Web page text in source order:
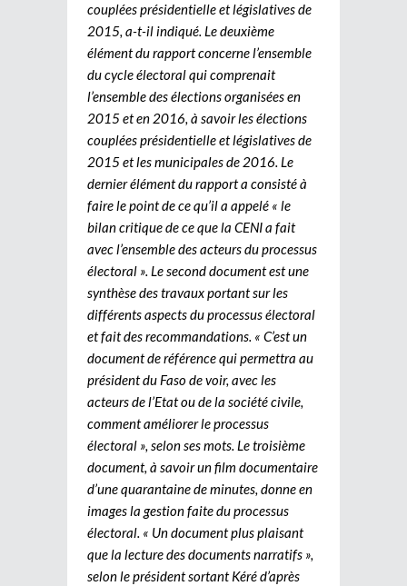
couplées présidentielle et législatives de
2015, a-t-il indiqué. Le deuxième
élément du rapport concerne l’ensemble
du cycle électoral qui comprenait
l’ensemble des élections organisées en
2015 et en 2016, à savoir les élections
couplées présidentielle et législatives de
2015 et les municipales de 2016. Le
dernier élément du rapport a consisté à
faire le point de ce qu’il a appelé « le
bilan critique de ce que la CENI a fait
avec l’ensemble des acteurs du processus
électoral ». Le second document est une
synthèse des travaux portant sur les
différents aspects du processus électoral
et fait des recommandations. « C’est un
document de référence qui permettra au
président du Faso de voir, avec les
acteurs de l’Etat ou de la société civile,
comment améliorer le processus
électoral », selon ses mots. Le troisième
document, à savoir un film documentaire
d’une quarantaine de minutes, donne en
images la gestion faite du processus
électoral. « Un document plus plaisant
que la lecture des documents narratifs »,
selon le président sortant Kéré d’après